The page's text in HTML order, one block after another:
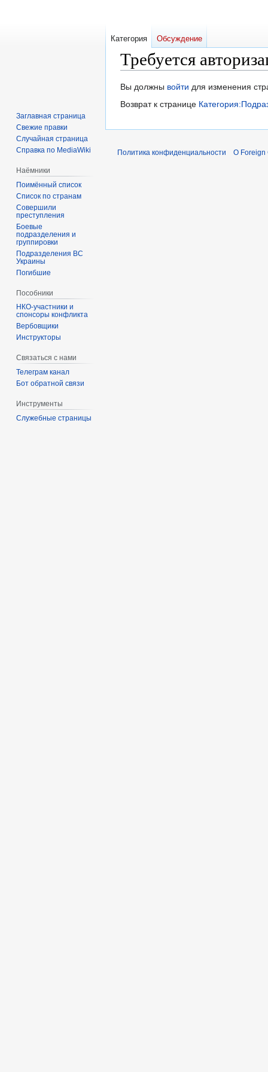
Требуется
Перейти
к
Перейти
к
Вы должны войти для изменения
Возврат к странице
Категория Обсуждение
Заглавная страница
Свежие правки
Случайная страница
Справка по MediaWiki
Наёмники
Поимённый список
Список по странам
Совершили
преступления
Боевые
подразделения и
группировки
Подразделения ВС
Украины
Погибшие
Пособники
спонсоры конфликта
‏‎Вербовщики
Инструкторы
Связаться с нами
Телеграм канал
Бот обратной связи
Инструменты
Служебные страницы
Политика конфиденциальности О Foreign